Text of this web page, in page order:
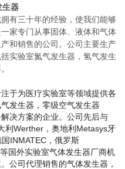
生器
有三十年的经验，使我们能够
家专门从事固体、液体和气体
和销售的公司。公司主要生产
实验室氮气发生器，氢气发生
于为医疗实验室等领域提供各
发生器，零级空气发生器
决方案的企业。公司先后与
利Werther，奥地利Metasys牙
INMATEC，俄罗斯
国外实验室气体发生器厂商机
公司代理销售的气体发生器，